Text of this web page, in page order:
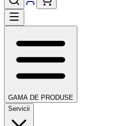
GAMA DE PRODUSE
Servicii